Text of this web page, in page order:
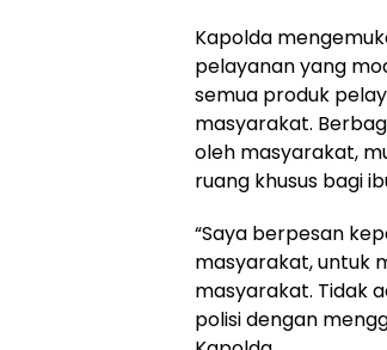
Kapolda
pelayanan yang
semua produk
masyarakat.
oleh masyarakat,
ruang khusus bagi
“Saya berpesan
masyarakat, untuk
masyarakat. Tidak
polisi dengan